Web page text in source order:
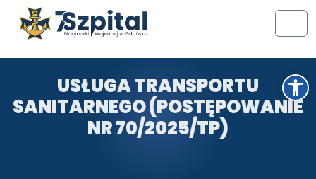
Otwórz pasek narzędzi
Przejdź do treści
Przejdź do stopki
USŁUGA TRANSPORTU
SANITARNEGO (POSTĘPOWANIE
NR 70/2025/TP)